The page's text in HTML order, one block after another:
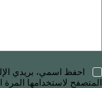
احفظ اسمي، بريدي
المتصفح لاستخدامها المرة